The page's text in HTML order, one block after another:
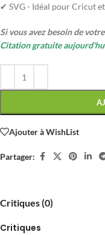
✔ SVG - Idéal pour Cricut
Si vous avez besoin de
Citation gratuite
Ajouter à WishList
Partager:
Critiques (0)
Critiques